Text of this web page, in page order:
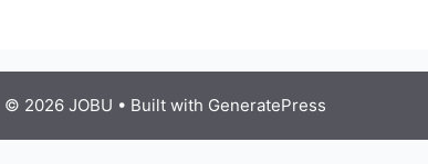
© 2026 JOBU • Built with GeneratePress